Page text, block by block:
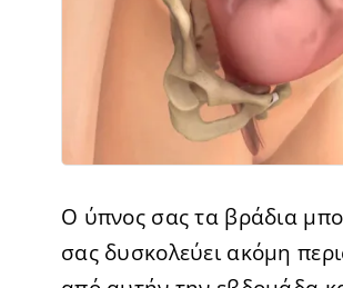
Ο ύπνος σας τα βράδια
σας δυσκολεύει ακόμη